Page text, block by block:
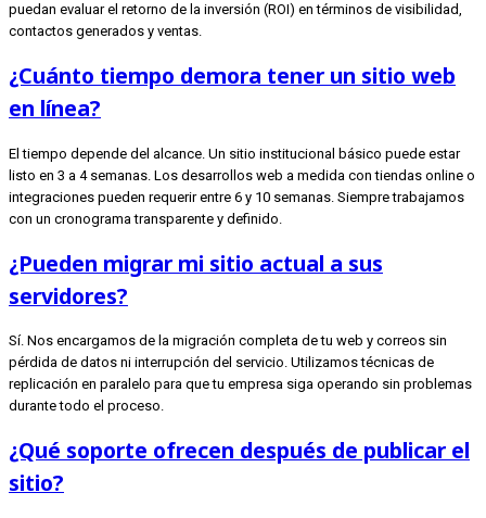
puedan evaluar el retorno de la inversión (ROI) en términos de visibilidad,
contactos generados y ventas.
¿Cuánto tiempo demora tener un sitio web
en línea?
El tiempo depende del alcance. Un sitio institucional básico puede estar
listo en 3 a 4 semanas. Los desarrollos web a medida con tiendas online o
integraciones pueden requerir entre 6 y 10 semanas. Siempre trabajamos
con un cronograma transparente y definido.
¿Pueden migrar mi sitio actual a sus
servidores?
Sí. Nos encargamos de la migración completa de tu web y correos sin
pérdida de datos ni interrupción del servicio. Utilizamos técnicas de
replicación en paralelo para que tu empresa siga operando sin problemas
durante todo el proceso.
¿Qué soporte ofrecen después de publicar el
sitio?